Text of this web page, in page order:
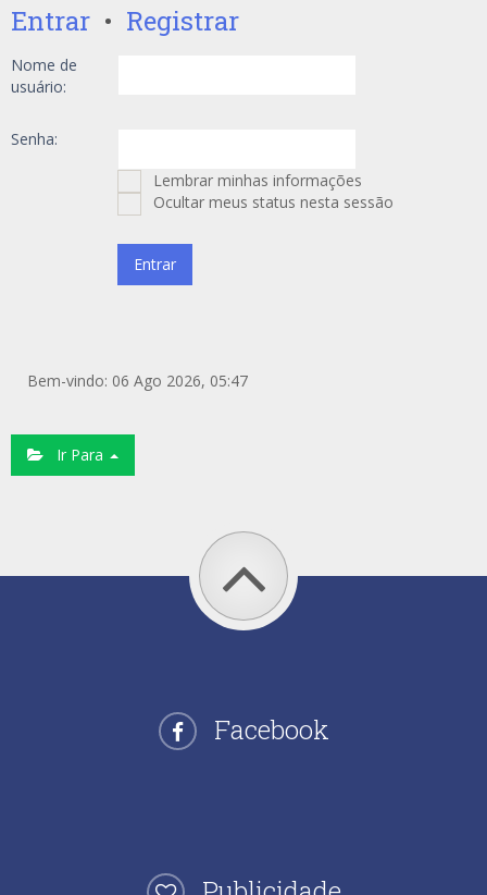
Entrar • Registrar
Nome de
usuário:
Senha:
Lembrar minhas informações
Ocultar meus status nesta sessão
Bem-vindo: 06 Ago 2026, 05:47
Ir Para
Facebook